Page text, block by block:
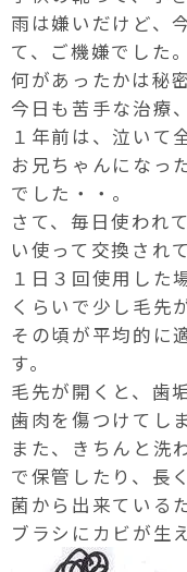
雨は嫌いだけど、
て、ご機嫌でした。
何があったかは秘
今日も苦手な治療
１年前は、泣いて
お兄ちゃんになっ
でした・・。
さて、毎日使われ
い使って交換され
１日３回使用した
くらいで少し毛先
その頃が平均的に
す。
毛先が開くと、歯
歯肉を傷つけてし
また、きちんと洗
で保管したり、長
菌から出来ている
ブラシにカビが生